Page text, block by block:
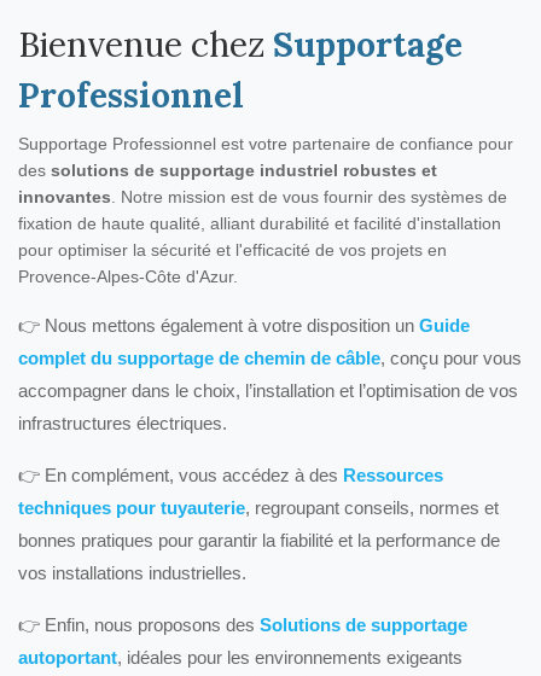
Bienvenue chez Supportage
Professionnel
Supportage Professionnel est votre partenaire de confiance pour
des solutions de supportage industriel robustes et
innovantes . Notre mission est de vous fournir des systèmes de
fixation de haute qualité, alliant durabilité et facilité d'installation
pour optimiser la sécurité et l'efficacité de vos projets en
Provence-Alpes-Côte d'Azur.
👉 Nous mettons également à votre disposition un Guide
complet du supportage de chemin de câble, conçu pour vous
accompagner dans le choix, l’installation et l’optimisation de vos
infrastructures électriques.
👉 En complément, vous accédez à des Ressources
techniques pour tuyauterie, regroupant conseils, normes et
bonnes pratiques pour garantir la fiabilité et la performance de
vos installations industrielles.
👉 Enfin, nous proposons des Solutions de supportage
autoportant, idéales pour les environnements exigeants